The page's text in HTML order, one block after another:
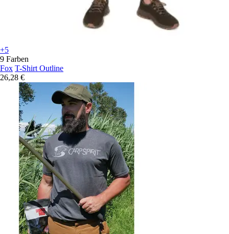
+5
9 Farben
Fox T-Shirt Outline
26,28 €